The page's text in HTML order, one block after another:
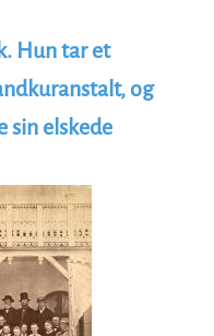
Hun tar et
og
sin elskede